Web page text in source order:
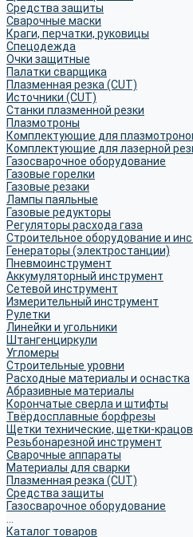
Средства защиты
Сварочные маски
Краги, перчатки, руковицы
Спецодежда
Очки защитные
Палатки сварщика
Плазменная резка (CUT)
Источники (CUT)
Станки плазменной резки
Плазмотроны
Комплектующие для
Комплектующие для лазерной
Газосварочное оборудование
Газовые горелки
Газовые резаки
Лампы паяльные
Газовые редукторы
Регуляторы расхода газа
Строительное оборудование и
Генераторы (электростанции)
Пневмоинструмент
Аккумуляторный инструмент
Сетевой инструмент
Измерительный инструмент
Рулетки
Линейки и угольники
Штангенциркули
Угломеры
Строительные уровни
Расходные материалы и оснастка
Абразивные материалы
Корончатые сверла и штифты
Твёрдосплавные борфрезы
Щетки технические, щетки-
Резьбонарезной инструмент
Сварочные аппараты
Материалы для сварки
Плазменная резка (CUT)
Средства защиты
Газосварочное оборудование
Каталог товаров